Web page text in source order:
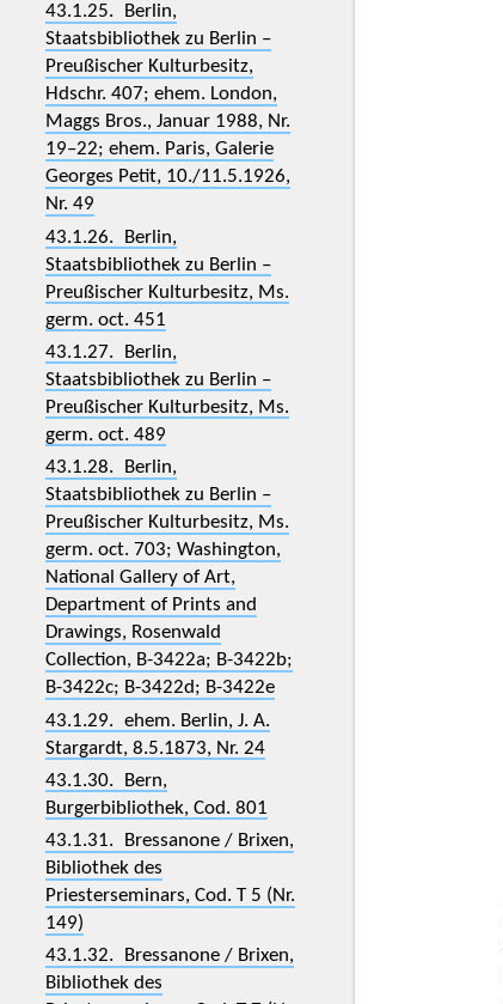
43.1.25. Berlin,
Staatsbibliothek zu Berlin –
Preußischer Kulturbesitz,
Hdschr. 407; ehem. London,
Maggs Bros., Januar 1988, Nr.
19–22; ehem. Paris, Galerie
Georges Petit, 10./11.5.1926,
Nr. 49
43.1.26. Berlin,
Staatsbibliothek zu Berlin –
Preußischer Kulturbesitz, Ms.
germ. oct. 451
43.1.27. Berlin,
Staatsbibliothek zu Berlin –
Preußischer Kulturbesitz, Ms.
germ. oct. 489
43.1.28. Berlin,
Staatsbibliothek zu Berlin –
Preußischer Kulturbesitz, Ms.
germ. oct. 703; Washington,
National Gallery of Art,
Department of Prints and
Drawings, Rosenwald
Collection, B-3422a; B-3422b;
B-3422c; B-3422d; B-3422e
43.1.29. ehem. Berlin, J. A.
Stargardt, 8.5.1873, Nr. 24
43.1.30. Bern,
Burgerbibliothek, Cod. 801
43.1.31. Bressanone / Brixen,
Bibliothek des
Priesterseminars, Cod. T 5 (Nr.
149)
43.1.32. Bressanone / Brixen,
Bibliothek des